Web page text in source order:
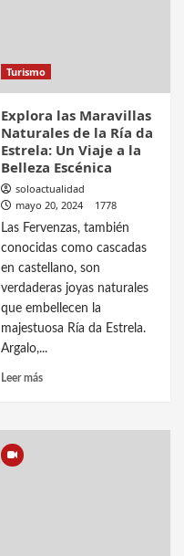
Turismo
Explora las Maravillas
Naturales de la Ría da
Estrela: Un Viaje a la
Belleza Escénica
soloactualidad
mayo 20, 2024
1778
Las Fervenzas, también
conocidas como cascadas
en castellano, son
verdaderas joyas naturales
que embellecen la
majestuosa Ría da Estrela.
Argalo,...
Leer más